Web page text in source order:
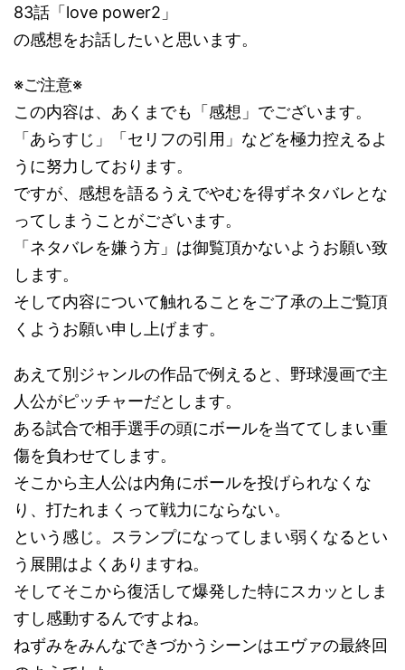
83話「love power2」
の感想をお話したいと思います。
※ご注意※
この内容は、あくまでも「感想」でございます。
「あらすじ」「セリフの引用」などを極力控えるよ
うに努力しております。
ですが、感想を語るうえでやむを得ずネタバレとな
ってしまうことがございます。
「ネタバレを嫌う方」は御覧頂かないようお願い致
します。
そして内容について触れることをご了承の上ご覧頂
くようお願い申し上げます。
あえて別ジャンルの作品で例えると、野球漫画で主
人公がピッチャーだとします。
ある試合で相手選手の頭にボールを当ててしまい重
傷を負わせてします。
そこから主人公は内角にボールを投げられなくな
り、打たれまくって戦力にならない。
という感じ。スランプになってしまい弱くなるとい
う展開はよくありますね。
そしてそこから復活して爆発した特にスカッとしま
すし感動するんですよね。
ねずみをみんなできづかうシーンはエヴァの最終回